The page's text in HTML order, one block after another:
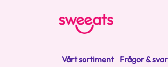
Vårt sortiment Frågor & svar